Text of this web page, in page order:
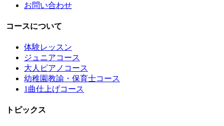
お問い合わせ
コースについて
体験レッスン
ジュニアコース
大人ピアノコース
幼稚園教諭・保育士コース
1曲仕上げコース
トピックス